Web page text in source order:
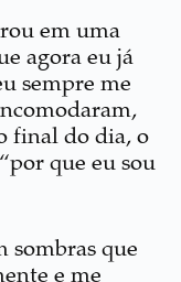
em uma
agora eu já
sempre me
final do dia, o
que eu sou
sombras que
e me